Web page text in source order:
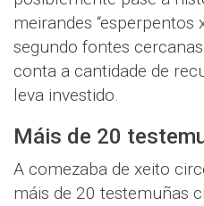
meirandes “esperpentos
segundo fontes
conta a cantidade de
leva investido.
Máis de 20
A comezaba de xeito
máis de 20 testemuñas